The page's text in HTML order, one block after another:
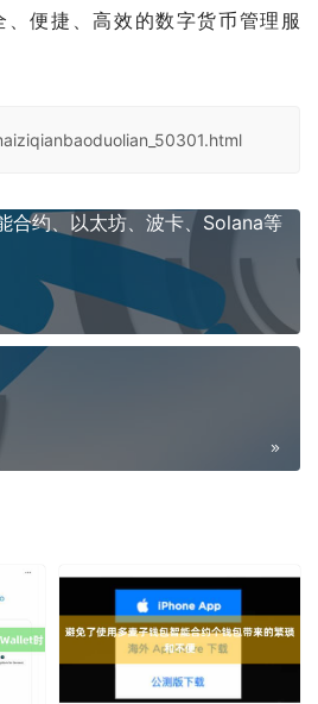
、便捷、高效的数字货币管理服
合约、以太坊、波卡、Solana等